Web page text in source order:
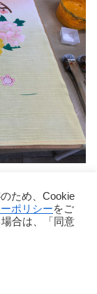
このまま突き進
ため、Cookie
ポリシーをご
合は、「同意